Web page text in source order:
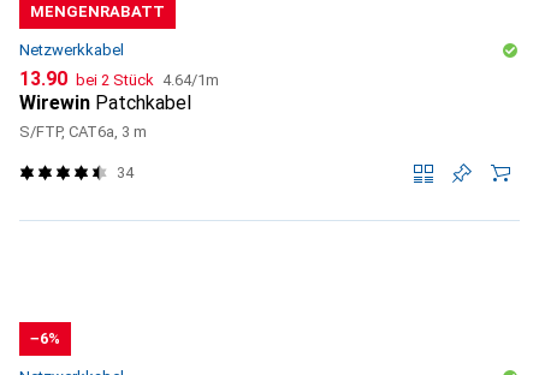
MENGENRABATT
Netzwerkkabel
CHF
13.90 bei 2 Stück CHF
4.64/1m
Wirewin Patchkabel
S/FTP, CAT6a, 3 m
34
−6%